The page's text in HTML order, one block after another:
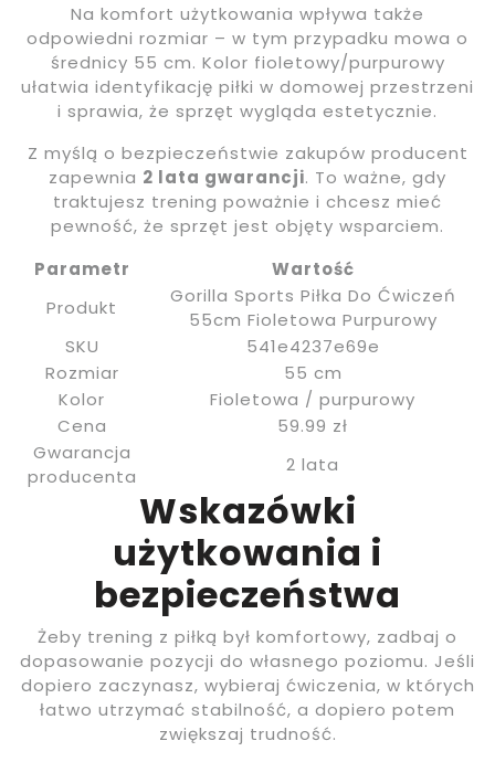
Na komfort użytkowania wpływa także
odpowiedni rozmiar – w tym przypadku mowa o
średnicy 55 cm. Kolor fioletowy/purpurowy
ułatwia identyfikację piłki w domowej przestrzeni
i sprawia, że sprzęt wygląda estetycznie.
Z myślą o bezpieczeństwie zakupów producent
zapewnia 2 lata gwarancji. To ważne, gdy
traktujesz trening poważnie i chcesz mieć
pewność, że sprzęt jest objęty wsparciem.
Parametr
Wartość
Produkt
Gorilla Sports Piłka Do Ćwiczeń
55cm Fioletowa Purpurowy
SKU
541e4237e69e
Rozmiar
55 cm
Kolor
Fioletowa / purpurowy
Cena
59.99 zł
Gwarancja
producenta
2 lata
Wskazówki
użytkowania i
bezpieczeństwa
Żeby trening z piłką był komfortowy, zadbaj o
dopasowanie pozycji do własnego poziomu. Jeśli
dopiero zaczynasz, wybieraj ćwiczenia, w których
łatwo utrzymać stabilność, a dopiero potem
zwiększaj trudność.